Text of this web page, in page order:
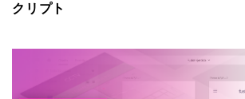
クリプト